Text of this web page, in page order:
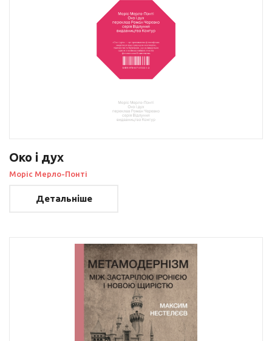
Око і дух
Моріс Мерло-Понті
Детальніше